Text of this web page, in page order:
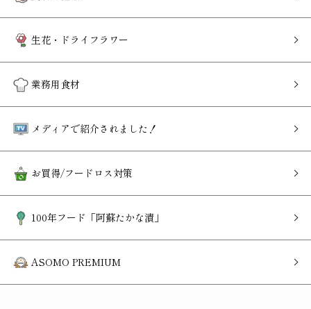
生花・ドライフラワー
業務用食材
メディアで紹介されました！
お買得/フードロス対策
100年フード「阿蘇たかな漬」
ASOMO PREMIUM